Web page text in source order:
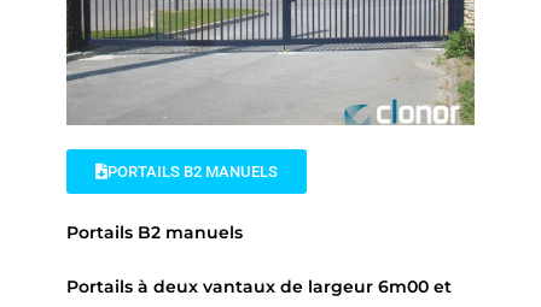
PORTAILS B2 MANUELS
Portails B2 manuels
Portails à deux vantaux de largeur 6m00 et